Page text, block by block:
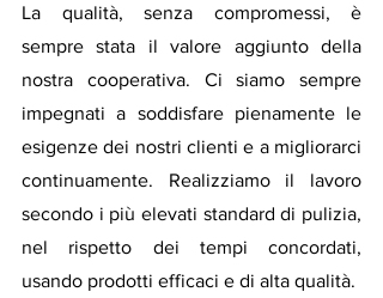
La qualità, senza compromessi, è
sempre stata il valore aggiunto della
nostra cooperativa. Ci siamo sempre
impegnati a soddisfare pienamente le
esigenze dei nostri clienti e a migliorarci
continuamente. Realizziamo il lavoro
secondo i più elevati standard di pulizia,
nel rispetto dei tempi concordati,
usando prodotti efficaci e di alta qualità.